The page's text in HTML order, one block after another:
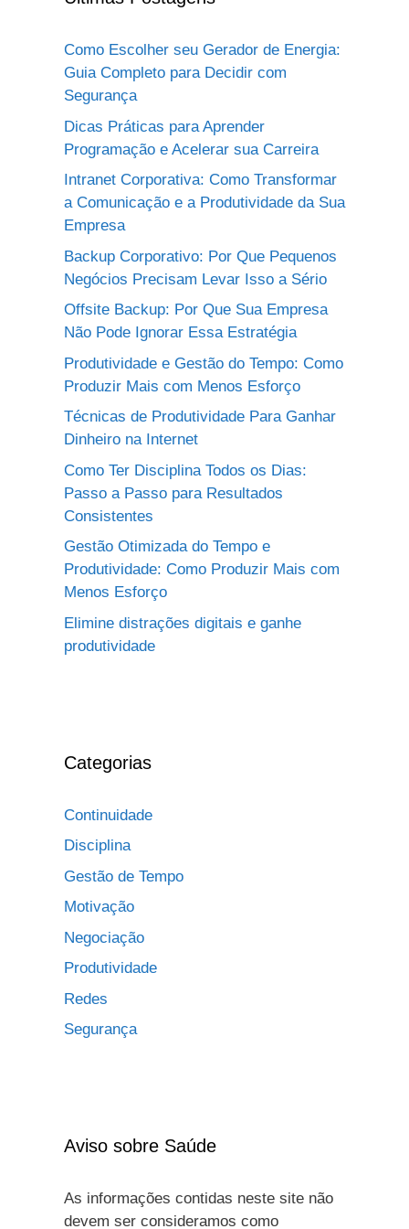
Como Escolher seu Gerador de Energia:
Guia Completo para Decidir com
Segurança
Dicas Práticas para Aprender
Programação e Acelerar sua Carreira
Intranet Corporativa: Como Transformar
a Comunicação e a Produtividade da Sua
Empresa
Backup Corporativo: Por Que Pequenos
Negócios Precisam Levar Isso a Sério
Offsite Backup: Por Que Sua Empresa
Não Pode Ignorar Essa Estratégia
Produtividade e Gestão do Tempo: Como
Produzir Mais com Menos Esforço
Técnicas de Produtividade Para Ganhar
Dinheiro na Internet
Como Ter Disciplina Todos os Dias:
Passo a Passo para Resultados
Consistentes
Gestão Otimizada do Tempo e
Produtividade: Como Produzir Mais com
Menos Esforço
Elimine distrações digitais e ganhe
produtividade
Categorias
Continuidade
Disciplina
Gestão de Tempo
Motivação
Negociação
Produtividade
Redes
Segurança
Aviso sobre Saúde
As informações contidas neste site não
devem ser consideramos como